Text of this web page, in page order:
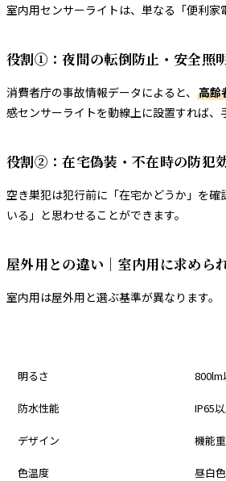
室内用センサーライトは、単なる「便利家
役割①：夜間の転倒防止・安全照
消費者庁の事故情報データによると、 高齢
感センサーライトを動線上に設置すれば、
役割②：在宅偽装・不在時の防犯
空き巣犯は犯行前に「在宅かどうか」を
いる」と思わせることができます。
屋外用との違い｜室内用に求めら
室内用は屋外用と選ぶ基準が異なります。
明るさ 800lm
防水性能 IP65
デザイン 機能
色温度 昼白